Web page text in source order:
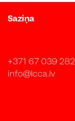
Saziņa
+371 67 039 282
info@lcca.lv